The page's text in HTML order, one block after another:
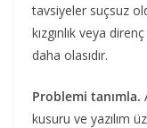
tavsiyeler suçsuz
kızgınlık veya
daha olasıdır.
Problemi tanımla.
kusuru ve yazılım